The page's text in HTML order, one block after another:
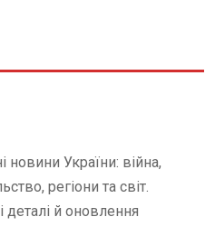
новини України: війна,
регіони та світ.
деталі й оновлення